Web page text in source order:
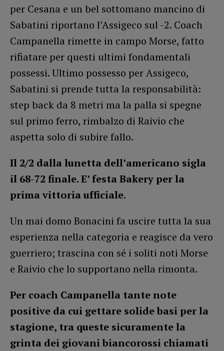
per Cesana e un bel sottomano mancino di
Sabatini riportano l’Assigeco sul -2. Coach
Campanella rimette in campo Morse, fatto
rifiatare per questi ultimi fondamentali
possessi. Ultimo possesso per Assigeco,
Sabatini si prende tutta la responsabilità:
step back da 8 metri ma la palla si spegne
sul primo ferro, rimbalzo di Raivio che
aspetta solo di subire fallo.
Il 2/2 dalla lunetta dell’americano sigla
il 68-72 finale. E’ festa Bakery per la
prima vittoria ufficiale.
Un mai domo Bonacini fa uscire tutta la sua
esperienza nella categoria e reagisce da vero
guerriero; trascina con sé i soliti noti Morse
e Raivio che lo supportano nella rimonta.
Per coach Campanella tante note
positive da cui gettare solide basi per la
stagione, tra queste sicuramente la
grinta dei giovani biancorossi chiamati